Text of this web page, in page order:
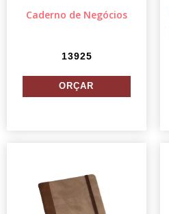
Caderno de Negócios
13925